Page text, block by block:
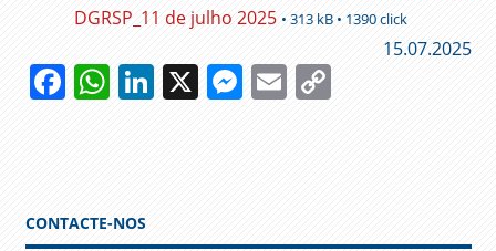
DGRSP_11 de julho 2025 • 313 kB • 1390 click
15.07.2025
Facebook
WhatsApp
LinkedIn
X Messenger
EmailCopy
DGRSP
CONTACTE-NOS